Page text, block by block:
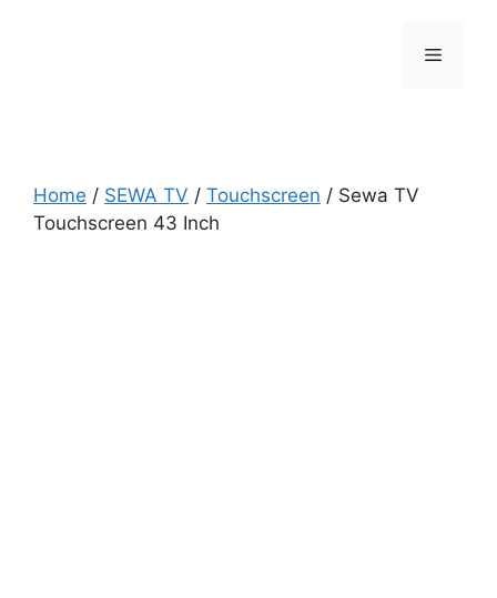
Menu
Home / SEWA TV / Touchscreen / Sewa TV
Touchscreen 43 Inch